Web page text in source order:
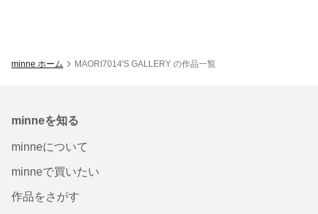
minne ホーム MAORI7014'S GALLERY の作品一覧
minneを知る
minneについて
minneで買いたい
作品をさがす